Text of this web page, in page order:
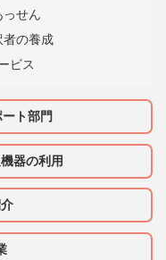
っせん
者の養成
ビス
ト部門
器の利用